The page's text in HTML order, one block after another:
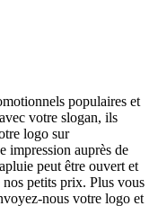
populaires et
votre slogan, ils
logo sur
impression auprès de
peut être ouvert et
petits prix. Plus vous
nous votre logo et